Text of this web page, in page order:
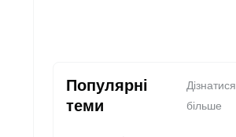
Популярні
теми
Дізнатися
більше